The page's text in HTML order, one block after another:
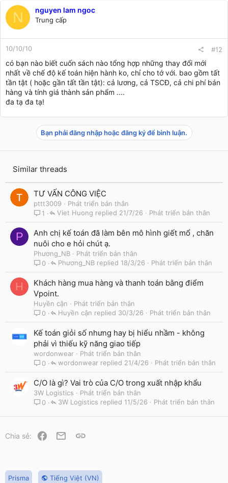
N nguyen lam ngoc
Trung cấp
10/10/10 #12
có bạn nào biết cuốn sách nào tổng hợp những thay đổi mới
nhất về chế độ kế toán hiện hành ko, chỉ cho tớ với. bao gồm tất
tần tật ( hoặc gần tất tần tật): cả lương, cả TSCĐ, cả chi phí bán
hàng và tính giá thành sản phẩm ....
đa tạ đa tạ!
Bạn phải đăng nhập hoặc đăng ký để bình luận.
Similar threads
TƯ VẤN CÔNG VIỆC
pttt3009
Phát triển bản thân
1
Phát triển bản thân
21/7/26
Viet Huong
P
Anh chị kế toán đã làm bên mô hình giết mổ , chăn
nuôi cho e hỏi chút ạ.
Phương_NB
Phát triển bản thân
0
Phát triển bản thân
18/3/26
Phương_NB
H
Khách hàng mua hàng và thanh toán bằng điểm
Vpoint.
Huyền cận
Phát triển bản thân
0
Phát triển bản thân
30/3/26
Huyền cận
Kế toán giỏi số nhưng hay bị hiểu nhầm - không
phải vì thiếu kỹ năng giao tiếp
wordonwear
Phát triển bản thân
0
Phát triển bản thân
21/4/26
wordonwear
C/O là gì? Vai trò của C/O trong xuất nhập khẩu
3W Logistics
Phát triển bản thân
0
Phát triển bản thân
11/5/26
3W Logistics
Chia sẻ: Facebook
Email
Prisma Tiếng Việt (VN)